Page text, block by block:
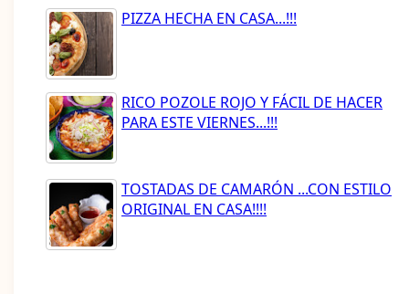
PIZZA HECHA EN CASA...!!!
RICO POZOLE ROJO Y FÁCIL DE HACER
PARA ESTE VIERNES...!!!
TOSTADAS DE CAMARÓN ...CON ESTILO
ORIGINAL EN CASA!!!!